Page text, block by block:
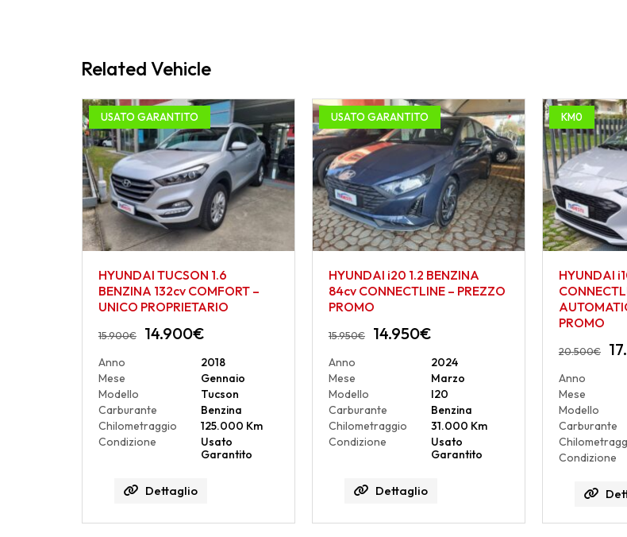
Related Vehicle
USATO GARANTITO
HYUNDAI TUCSON 1.6
BENZINA 132cv COMFORT –
UNICO PROPRIETARIO
15.900€ 14.900€
Anno
2018
Mese
Gennaio
Modello
Tucson
Carburante
Benzina
Chilometraggio
125.000 Km
Condizione
Usato
Garantito
Dettaglio
USATO GARANTITO
HYUNDAI i20 1.2 BENZINA
84cv CONNECTLINE – PREZZO
PROMO
15.950€ 14.950€
Anno
2024
Mese
Marzo
Modello
I20
Carburante
Benzina
Chilometraggio
31.000 Km
Condizione
Usato
Garantito
Dettaglio
KM0
HYUNDAI
PROMO
20.500€
Anno
Mese
Modello
Carburante
Condizione